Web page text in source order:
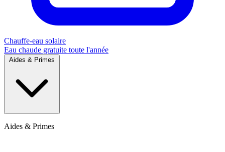
Chauffe-eau solaire
Eau chaude gratuite toute l'année
Aides & Primes